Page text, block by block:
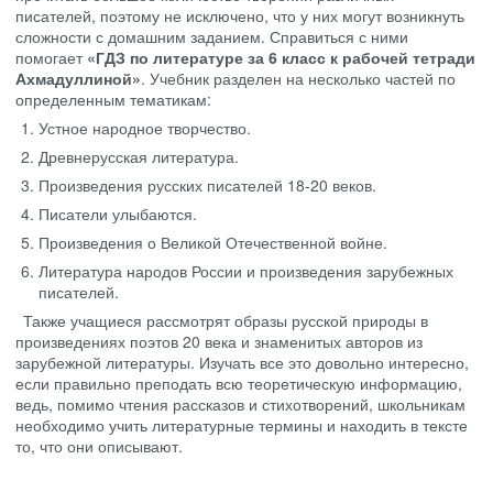
писателей, поэтому не исключено, что у них могут возникнуть
сложности с домашним заданием. Справиться с ними
помогает «ГДЗ по литературе за 6 класс к рабочей тетради
Ахмадуллиной». Учебник разделен на несколько частей по
определенным тематикам:
Устное народное творчество.
Древнерусская литература.
Произведения русских писателей 18-20 веков.
Писатели улыбаются.
Произведения о Великой Отечественной войне.
Литература народов России и произведения зарубежных
писателей.
Также учащиеся рассмотрят образы русской природы в
произведениях поэтов 20 века и знаменитых авторов из
зарубежной литературы. Изучать все это довольно интересно,
если правильно преподать всю теоретическую информацию,
ведь, помимо чтения рассказов и стихотворений, школьникам
необходимо учить литературные термины и находить в тексте
то, что они описывают.